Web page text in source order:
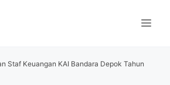
Staf Keuangan KAI Bandara Depok Tahun